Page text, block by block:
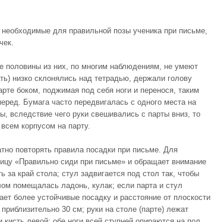
для правильной позы ученика при письме,
половины из них, по многим наблюдениям, не умеют
низко склонялись над тетрадью, держали голову
боком, поджимая под себя ноги и перенося, таким
Бумага часто передвигалась с одного места на
вследствие чего руки свешивались с парты вниз, то
корпусом на парту.
повторять правила посадки при письме. Для
«Правильно сиди при письме» и обращает внимание
за край стола; стул задвигается под стол так, чтобы
помещалась ладонь, кулак; если парта и стул
более устойчивые посадку и расстояние от плоскости
30 см; руки на столе (парте) лежат